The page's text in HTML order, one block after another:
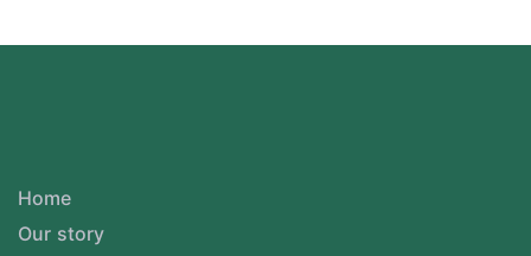
Home
Our story